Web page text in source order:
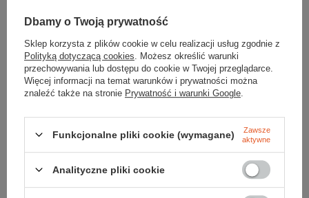
Certyfikat SSL zabezpiecza dobra osobiste zarówno
wiarygodność strony WWW oraz domeny, co
symbolizowane jest kłódką w oknie przeglądarki oraz
prefiksem https poprzedzającym adres internetowy
serwisu. Chroni przesyłane drogą elektroniczną dane
nim komputerem (dowolna przeglądarka internetowa).
Certyfikaty SSL CERTUM wydawane są zgodnie ze
światowymi standardami WebTrust co czyni je
zaufanymi w skali globalnej we wszystkich uznanych
przeglądarkach internetowych.
Dbamy o Twoją prywatność
Sklep korzysta z plików cookie w celu realizacji usług zgodnie z
Polityką dotyczącą cookies . Możesz określić warunki
przechowywania lub dostępu do cookie w Twojej przeglądarce.
Więcej informacji na temat warunków i prywatności można
znaleźć także na stronie Prywatność i warunki Google
Funkcjonalne pliki cookie (wymagane)
Zawsze
aktywne
Analityczne pliki cookie